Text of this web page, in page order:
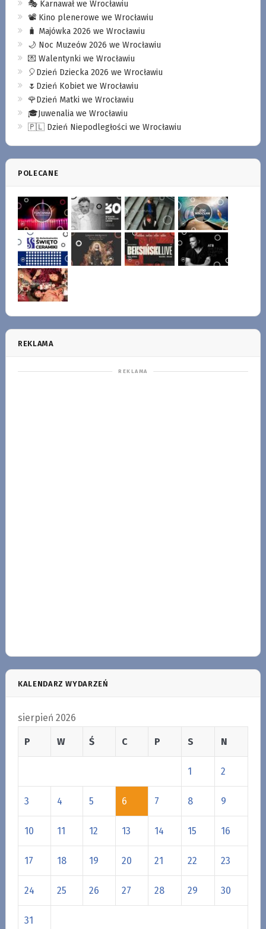
🎭 Karnawał we Wrocławiu
📽️ Kino plenerowe we Wrocławiu
🧳 Majówka 2026 we Wrocławiu
🌙 Noc Muzeów 2026 we Wrocławiu
💌 Walentynki we Wrocławiu
🎈Dzień Dziecka 2026 we Wrocławiu
🌷Dzień Kobiet we Wrocławiu
🌹Dzień Matki we Wrocławiu
🎓Juwenalia we Wrocławiu
🇵🇱 Dzień Niepodległości we Wrocławiu
POLECANE
REKLAMA
KALENDARZ WYDARZEŃ
sierpień 2026
P W Ś C P S N
1 2
3 4 5 6 7 8 9
10 11 12 13 14 15 16
17 18 19 20 21 22 23
24 25 26 27 28 29 30
31